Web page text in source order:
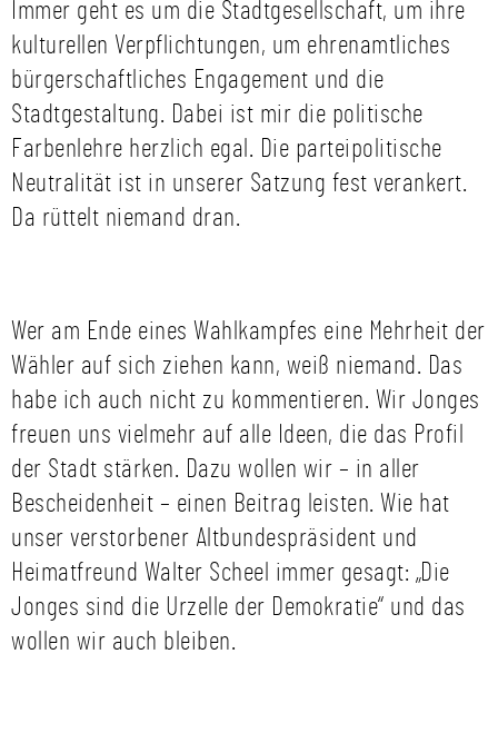
Immer geht es um die Stadtgesellschaft, um ihre
kulturellen Verpflichtungen, um ehrenamtliches
bürgerschaftliches Engagement und die
Stadtgestaltung. Dabei ist mir die politische
Farbenlehre herzlich egal. Die parteipolitische
Neutralität ist in unserer Satzung fest verankert.
Da rüttelt niemand dran.
Wer am Ende eines Wahlkampfes eine Mehrheit der
Wähler auf sich ziehen kann, weiß niemand. Das
habe ich auch nicht zu kommentieren. Wir Jonges
freuen uns vielmehr auf alle Ideen, die das Profil
der Stadt stärken. Dazu wollen wir – in aller
Bescheidenheit – einen Beitrag leisten. Wie hat
unser verstorbener Altbundespräsident und
Heimatfreund Walter Scheel immer gesagt: „Die
Jonges sind die Urzelle der Demokratie“ und das
wollen wir auch bleiben.